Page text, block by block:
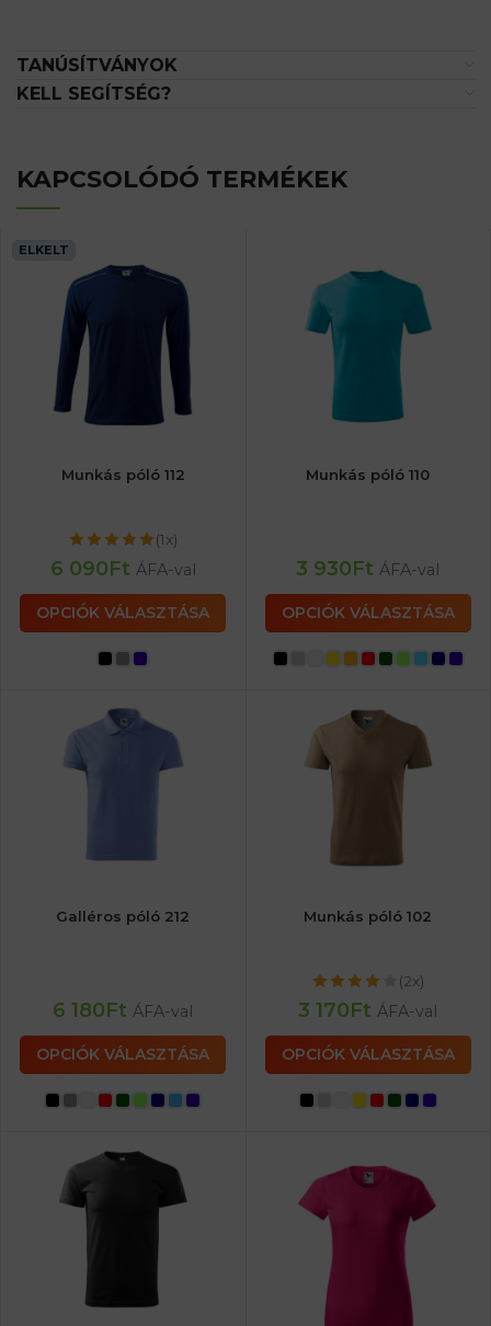
TANÚSÍTVÁNYOK
KELL SEGÍTSÉG?
KAPCSOLÓDÓ TERMÉKEK
ELKELT
Munkás póló 112
(1x)
6 090Ft ÁFA-val
OPCIÓK VÁLASZTÁSA
Munkás póló 110
3 930Ft ÁFA-val
OPCIÓK VÁLASZTÁSA
Galléros póló 212
6 180Ft ÁFA-val
OPCIÓK VÁLASZTÁSA
Munkás póló 102
(2x)
3 170Ft ÁFA-val
OPCIÓK VÁLASZTÁSA